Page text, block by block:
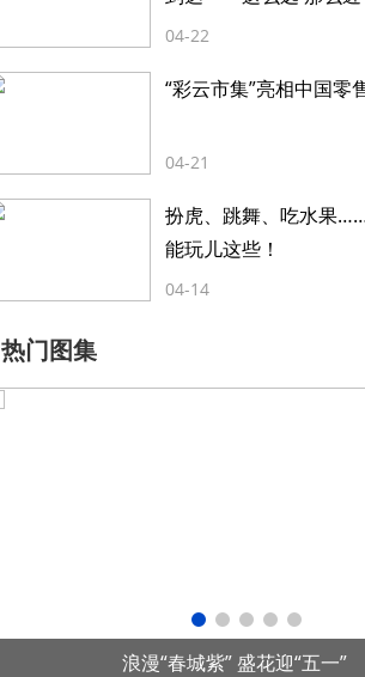
04-22
“彩云市集”亮相中国零
04-21
扮虎、跳舞、吃水果
能玩儿这些！
04-14
热门图集
首个全国产控制系统水光互补项目在华